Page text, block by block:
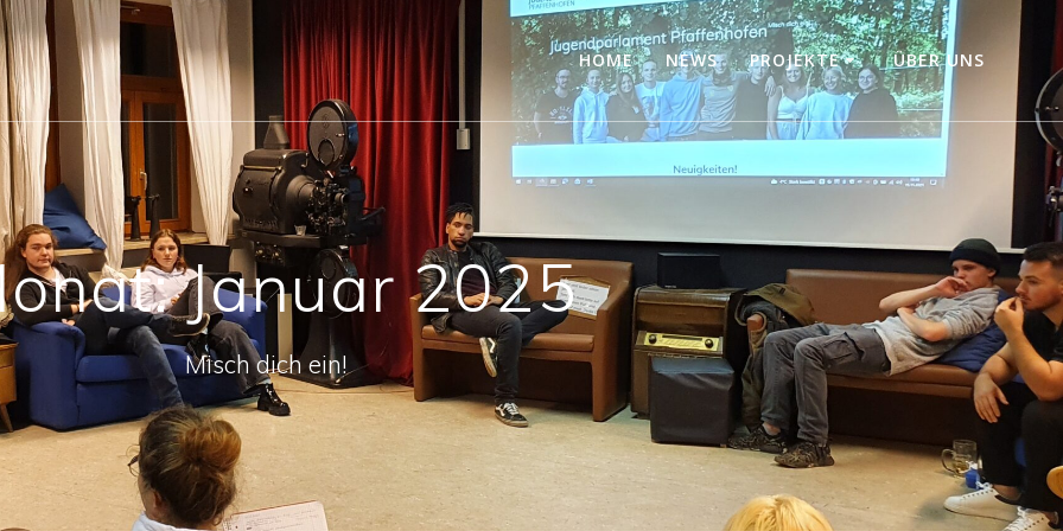
HOME NEWS PROJEKTE ÜBER UNS
Januar 2025
Misch dich ein!